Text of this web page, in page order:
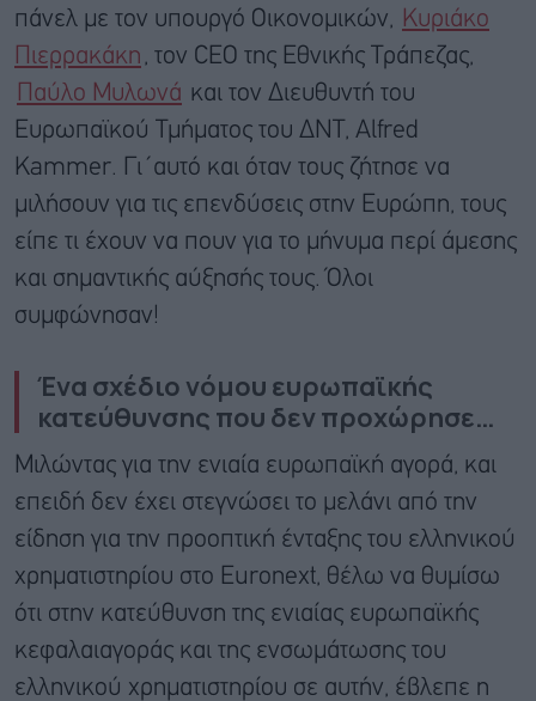
πάνελ με τον υπουργό Οικονομικών,
Κυριάκο
Πιερρακάκη
, τον CEO της Εθνικής Τράπεζας,
Παύλο Μυλωνά και τον Διευθυντή του
Ευρωπαϊκού Τμήματος του ΔΝΤ, Alfred
Kammer. Γι΄αυτό και όταν τους ζήτησε να
μιλήσουν για τις επενδύσεις στην Ευρώπη, τους
είπε τι έχουν να πουν για το μήνυμα περί άμεσης
και σημαντικής αύξησής τους. Όλοι
συμφώνησαν!
Ένα σχέδιο νόμου ευρωπαϊκής
κατεύθυνσης που δεν προχώρησε…
Μιλώντας για την ενιαία ευρωπαϊκή αγορά, και
επειδή δεν έχει στεγνώσει το μελάνι από την
είδηση για την προοπτική ένταξης του ελληνικού
χρηματιστηρίου στο Euronext, θέλω να θυμίσω
ότι στην κατεύθυνση της ενιαίας ευρωπαϊκής
κεφαλαιαγοράς και της ενσωμάτωσης του
ελληνικού χρηματιστηρίου σε αυτήν, έβλεπε η